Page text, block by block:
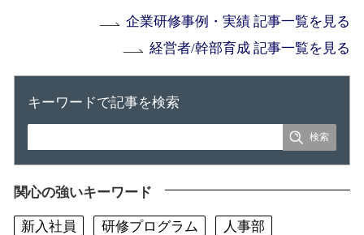
企業研修事例・実績 記事一覧を見る
経営者/幹部育成 記事一覧を見る
キーワードで記事を検索
関心の強いキーワード
新入社員 研修プログラム
人事部